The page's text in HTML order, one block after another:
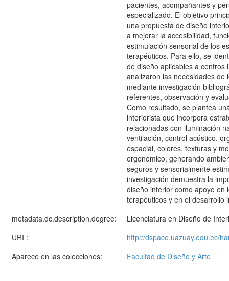
pacientes, acompañantes y
especializado. El objetivo
una propuesta de diseño
a mejorar la accesibilidad,
estimulación sensorial de los
terapéuticos. Para ello, se
de diseño aplicables a centros
analizaron las necesidades de
mediante investigación
referentes, observación y
Como resultado, se plantea
interiorista que incorpora
relacionadas con iluminación
ventilación, control acústico,
espacial, colores, texturas y
ergonómico, generando
seguros y sensorialmente
investigación demuestra la
diseño interior como apoyo en
terapéuticos y en el desarrollo
metadata.dc.description.degree:
Licenciatura en Diseño de
URI :
http://dspace.uazuay.edu.ec/
Aparece en las colecciones:
Facultad de Diseño y Arte